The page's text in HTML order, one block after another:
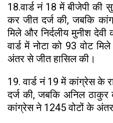
18.वार्ड नं 18 में बीजेपी की
कर जीत दर्ज की, जबकि
मिले और निर्दलीय मुनीश
वार्ड में नोटा को 93 वोट
अंतर से जीत हासिल की।
19. वार्ड नं 19 में कांग्रेस के
दर्ज की, जबकि अनिल ठाकुर
कांग्रेस ने 1245 वोटों के